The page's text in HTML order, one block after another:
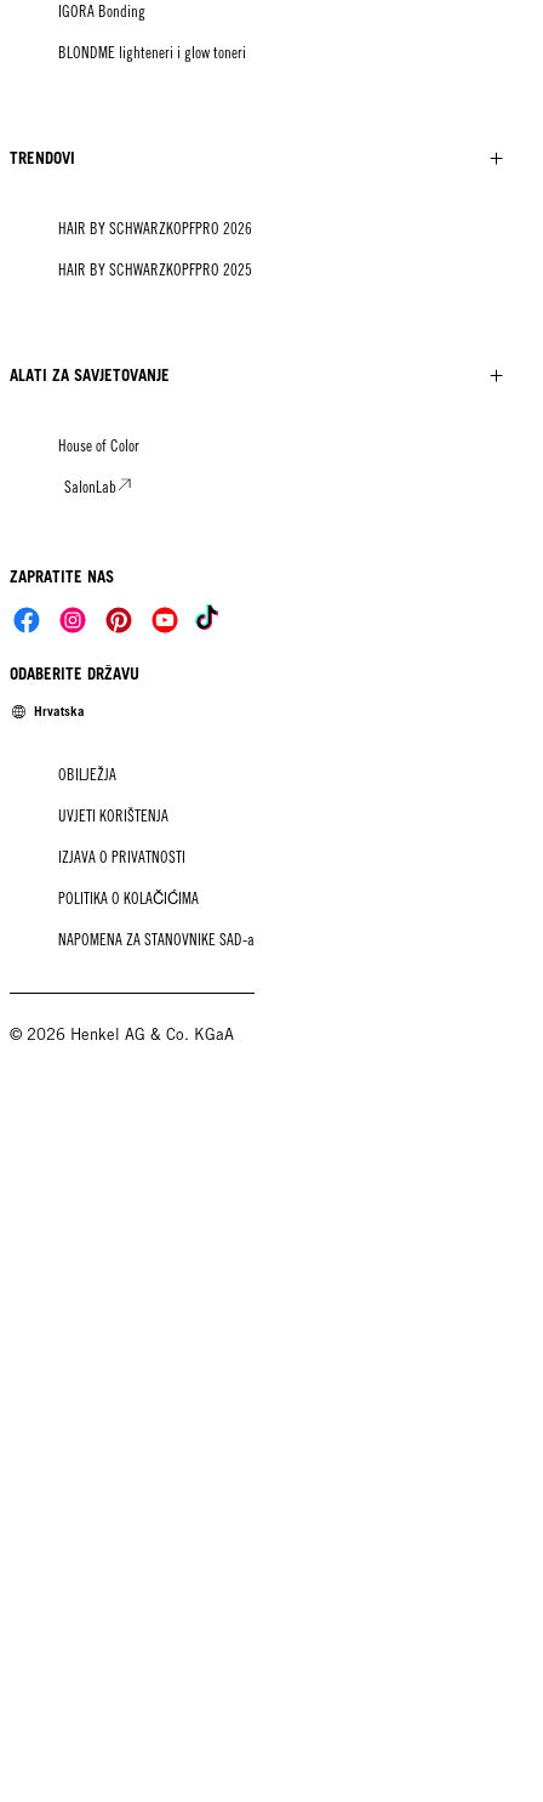
IGORA Bonding
BLONDME lighteneri i glow toneri
TRENDOVI
HAIR BY SCHWARZKOPFPRO 2026
HAIR BY SCHWARZKOPFPRO 2025
ALATI ZA SAVJETOVANJE
House of Color
SalonLab
ZAPRATITE NAS
ODABERITE DRŽAVU
Hrvatska
OBILJEŽJA
UVJETI KORIŠTENJA
IZJAVA O PRIVATNOSTI
POLITIKA O KOLAČIĆIMA
NAPOMENA ZA STANOVNIKE SAD-a
© 2026 Henkel AG & Co. KGaA